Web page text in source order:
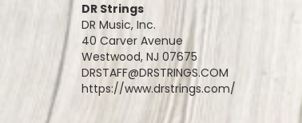
DR Strings
DR Music, Inc.
40 Carver Avenue
Westwood, NJ 07675
DRSTAFF@DRSTRINGS.COM
https://www.drstrings.com/